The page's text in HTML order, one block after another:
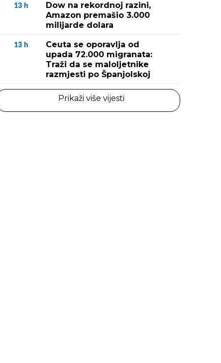
13 h
Dow na rekordnoj razini,
Amazon premašio 3.000
milijarde dolara
13 h
Ceuta se oporavlja od
upada 72.000 migranata:
Traži da se maloljetnike
razmjesti po Španjolskoj
Prikaži više vijesti